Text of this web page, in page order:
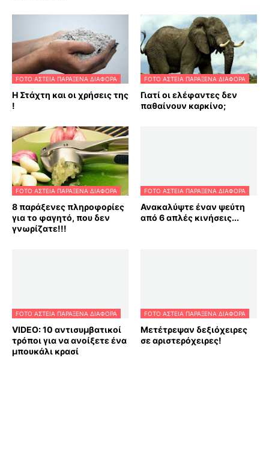
FOTO ΑΣΤΕΙΑ ΠΑΡΑΞΕΝΑ ΔΙΑΦΟΡΑ
Η Στάχτη και οι χρήσεις της
!
FOTO ΑΣΤΕΙΑ ΠΑΡΑΞΕΝΑ ΔΙΑΦΟΡΑ
Γιατί οι ελέφαντες δεν
παθαίνουν καρκίνο;
FOTO ΑΣΤΕΙΑ ΠΑΡΑΞΕΝΑ ΔΙΑΦΟΡΑ
8 παράξενες πληροφορίες
για το φαγητό, που δεν
γνωρίζατε!!!
FOTO ΑΣΤΕΙΑ ΠΑΡΑΞΕΝΑ ΔΙΑΦΟΡΑ
Ανακαλύψτε έναν ψεύτη
από 6 απλές κινήσεις...
FOTO ΑΣΤΕΙΑ ΠΑΡΑΞΕΝΑ ΔΙΑΦΟΡΑ
VIDEO: 10 αντισυμβατικοί
τρόποι για να ανοίξετε ένα
μπουκάλι κρασί
FOTO ΑΣΤΕΙΑ ΠΑΡΑΞΕΝΑ ΔΙΑΦΟΡΑ
Μετέτρεψαν δεξιόχειρες
σε αριστερόχειρες!